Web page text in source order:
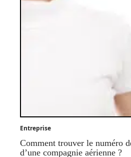
Entreprise
Comment trouver le numéro
d’une compagnie aérienne ?